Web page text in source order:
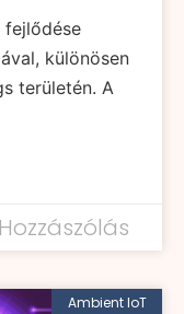
fejlődése
különösen
területén. A
Ambient IoT